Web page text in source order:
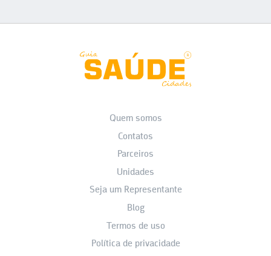
Quem somos
Contatos
Parceiros
Unidades
Seja um Representante
Blog
Termos de uso
Política de privacidade